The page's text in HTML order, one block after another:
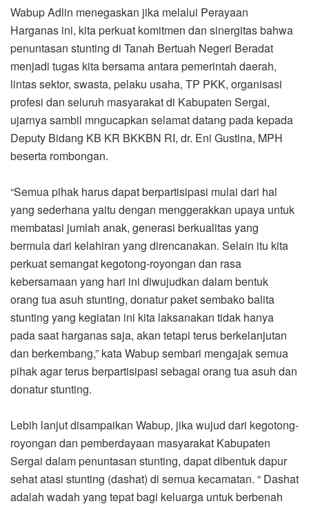
Wabup Adlin menegaskan jika melalui Perayaan
Harganas ini, kita perkuat komitmen dan sinergitas bahwa
penuntasan stunting di Tanah Bertuah Negeri Beradat
menjadi tugas kita bersama antara pemerintah daerah,
lintas sektor, swasta, pelaku usaha, TP PKK, organisasi
profesi dan seluruh masyarakat di Kabupaten Sergai,
ujarnya sambil mngucapkan selamat datang pada kepada
Deputy Bidang KB KR BKKBN RI, dr. Eni Gustina, MPH
beserta rombongan.
“Semua pihak harus dapat berpartisipasi mulai dari hal
yang sederhana yaitu dengan menggerakkan upaya untuk
membatasi jumlah anak, generasi berkualitas yang
bermula dari kelahiran yang direncanakan. Selain itu kita
perkuat semangat kegotong-royongan dan rasa
kebersamaan yang hari ini diwujudkan dalam bentuk
orang tua asuh stunting, donatur paket sembako balita
stunting yang kegiatan ini kita laksanakan tidak hanya
pada saat harganas saja, akan tetapi terus berkelanjutan
dan berkembang,” kata Wabup sembari mengajak semua
pihak agar terus berpartisipasi sebagai orang tua asuh dan
donatur stunting.
Lebih lanjut disampaikan Wabup, jika wujud dari kegotong-
royongan dan pemberdayaan masyarakat Kabupaten
Sergai dalam penuntasan stunting, dapat dibentuk dapur
sehat atasi stunting (dashat) di semua kecamatan. “ Dashat
adalah wadah yang tepat bagi keluarga untuk berbenah